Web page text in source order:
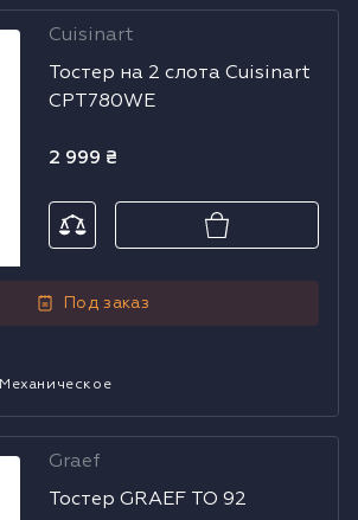
Cuisinart
Тостер на 2 слота Cuisinart
CPT780WE
2 999 ₴
Под заказ
Механическое
Graef
Тостер GRAEF TO 92